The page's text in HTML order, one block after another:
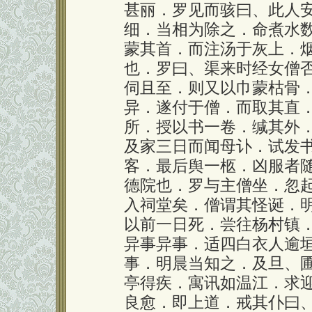
甚丽．罗见而骇曰、此人
细．当相为除之．命煮水
蒙其首．而注汤于灰上．
也．罗曰、渠来时经女僧
伺且至．则又以巾蒙枯骨
异．遂付于僧．而取其直
所．授以书一卷．缄其外
及家三日而闻母讣．试发
客．最后舆一柩．凶服者
德院也．罗与主僧坐．忽
入祠堂矣．僧谓其怪诞．
以前一日死．尝往杨村镇
异事异事．适四白衣人逾
事．明晨当知之．及旦、
亭得疾．寓讯如温江．求
良愈．即上道．戒其仆曰